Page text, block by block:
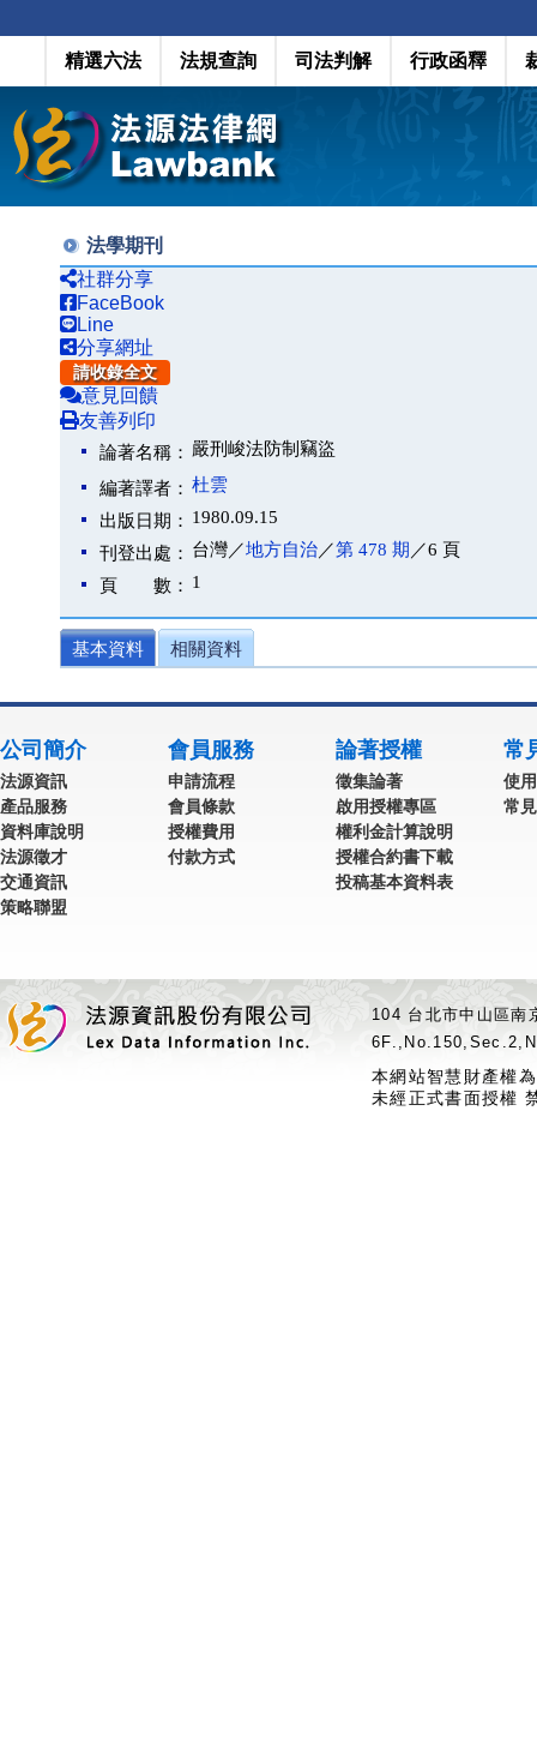
精選六法 法規查詢 司法判解 行政函釋
法學期刊
社群分享
FaceBook
Line
分享網址
請收錄全文
意見回饋
友善列印
論著名稱： 嚴刑峻法防制竊盜
編著譯者： 杜雲
出版日期： 1980.09.15
刊登出處： 台灣／地方自治／第 478 期 ／6 頁
頁 數： 1
基本資料 相關資料
公司簡介
法源資訊
產品服務
資料庫說明
法源徵才
交通資訊
策略聯盟
會員服務
申請流程
會員條款
授權費用
付款方式
論著授權
徵集論著
啟用授權專區
權利金計算說明
授權合約書下載
投稿基本資料表
常
使
常
104 台北市中山區
本網站智慧財產權
未經正式書面授權